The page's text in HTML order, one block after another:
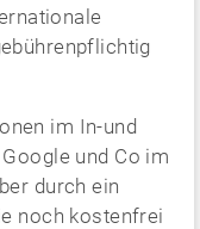
im In-und
und Co im
durch ein
noch kostenfrei